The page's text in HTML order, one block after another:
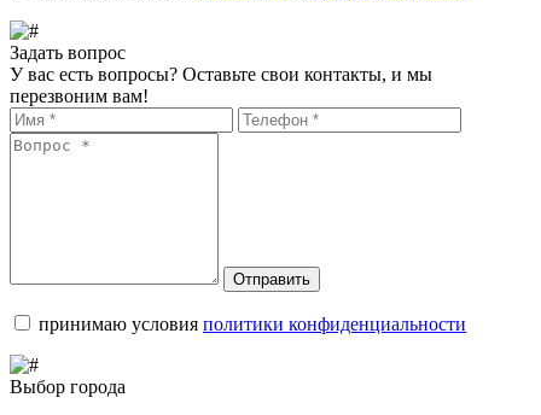
Задать вопрос
У вас есть вопросы? Оставьте свои контакты, и мы
перезвоним вам!
Отправить
принимаю условия политики конфиденциальности
Выбор города